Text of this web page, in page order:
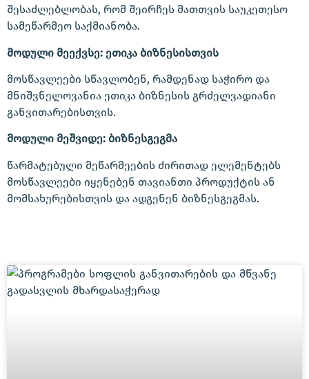
შესაძლებლობას, რომ შეირჩეს მათთვის საუკეთესო
სამეწარმეო საქმიანობა.
მოდული მეექვსე: ეთიკა ბიზნესისთვის
მოსწავლეები სწავლობენ, რამდენად საჭირო და
მნიშვნელოვანია ეთიკა ბიზნესის გრძელვადიანი
განვითარებისთვის.
მოდული მეშვიდე: ბიზნესგეგმა
წარმატებული მეწარმეების ძირითად ელემენტებს
მოსწავლეები იყენებენ თავიანთი პროდუქტის ან
მომსახურებისთვის და ადგენენ ბიზნესგეგმას.